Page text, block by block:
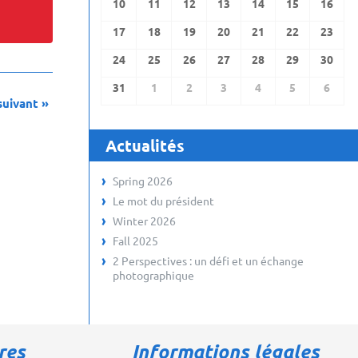
»
10
11 12 13 14 15
16
17
18 19 20 21 22
23
24
25 26 27 28 29
30
31
1 2 3 4 5 6
Actualités
Spring 2026
Le mot du président
Winter 2026
Fall 2025
2 Perspectives : un défi et un échange
photographique
Informations légales